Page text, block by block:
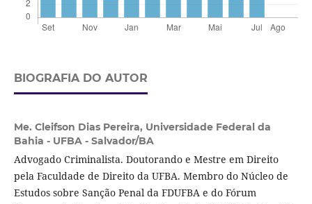
BIOGRAFIA DO AUTOR
Me. Cleifson Dias Pereira, Universidade Federal da
Bahia - UFBA - Salvador/BA
Advogado Criminalista. Doutorando e Mestre em Direito
pela Faculdade de Direito da UFBA. Membro do Núcleo de
Estudos sobre Sanção Penal da FDUFBA e do Fórum